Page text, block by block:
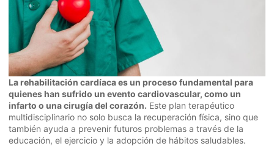
La rehabilitación cardíaca es un proceso fundamental para
quienes han sufrido un evento cardiovascular, como un
infarto o una cirugía del corazón. Este plan terapéutico
multidisciplinario no solo busca la recuperación física, sino que
también ayuda a prevenir futuros problemas a través de la
educación, el ejercicio y la adopción de hábitos saludables.